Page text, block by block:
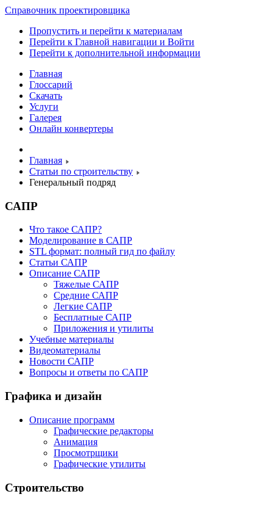
Справочник проектировщика
Пропустить и перейти к материалам
Перейти к Главной навигации и Войти
Перейти к дополнительной информации
Главная
Глоссарий
Скачать
Услуги
Галерея
Онлайн конвертеры
Главная
Статьи по строительству
Генеральный подряд
САПР
Что такое САПР?
Моделирование в САПР
STL формат: полный гид по файлу
Статьи САПР
Описание САПР
Тяжелые САПР
Средние САПР
Легкие САПР
Бесплатные САПР
Приложения и утилиты
Учебные материалы
Видеоматериалы
Новости САПР
Вопросы и ответы по САПР
Графика и дизайн
Описание программ
Графические редакторы
Анимация
Просмотрщики
Графические утилиты
Строительство